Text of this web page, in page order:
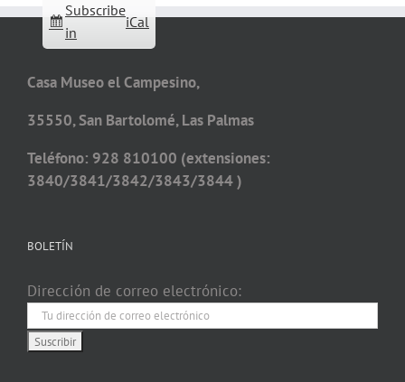
Subscribe
in
iCal
Casa Museo el Campesino,
35550, San Bartolomé, Las Palmas
Teléfono: 928 810100 (extensiones:
3840/3841/3842/3843/3844 )
BOLETÍN
Dirección de correo electrónico: